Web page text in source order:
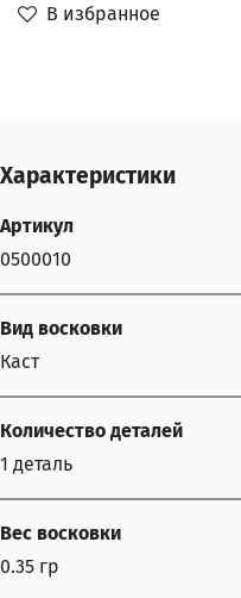
В избранное
Характеристики
Артикул
0500010
Вид восковки
Каст
Количество деталей
1 деталь
Вес восковки
0.35 гр